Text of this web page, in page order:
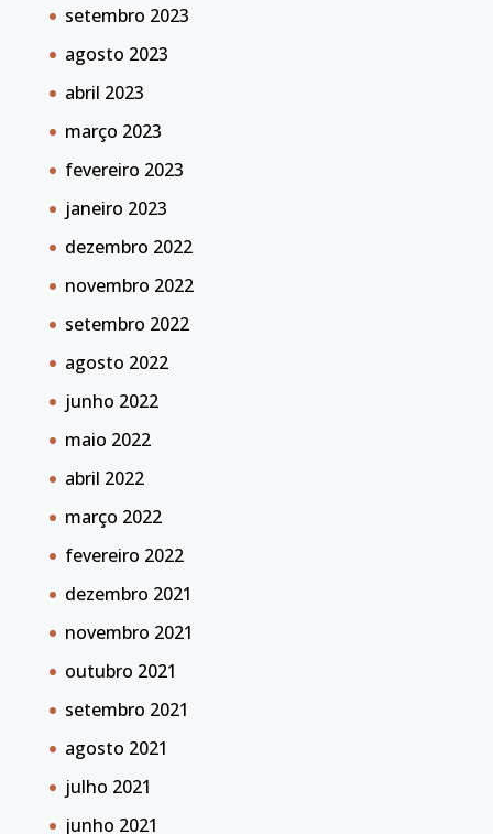
setembro 2023
agosto 2023
abril 2023
março 2023
fevereiro 2023
janeiro 2023
dezembro 2022
novembro 2022
setembro 2022
agosto 2022
junho 2022
maio 2022
abril 2022
março 2022
fevereiro 2022
dezembro 2021
novembro 2021
outubro 2021
setembro 2021
agosto 2021
julho 2021
junho 2021